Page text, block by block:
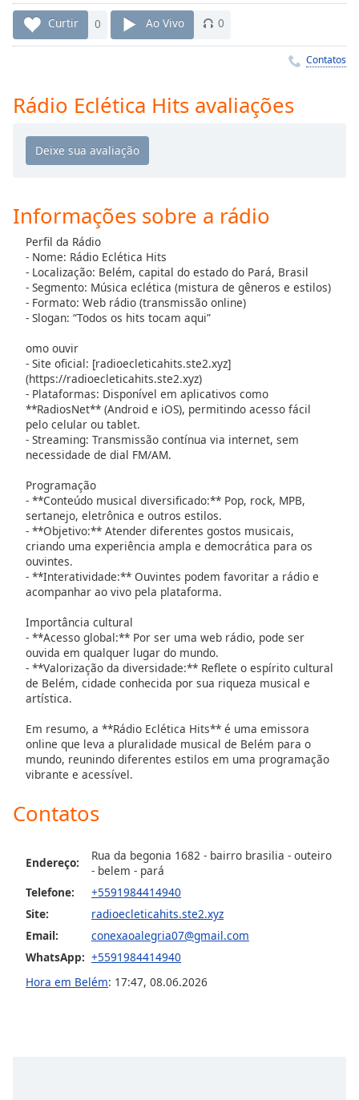
Remaining
Time-
Playback
Rate
Chapters
descriptions
off,
selected
Subtitles
settings
opens
subtitles
settings
dialog
subtitles
off,
Audio
Track
Picture-
in-
Picture
Fullscreen
modal
window.
dialog
window.
will
cancel
close
window.
Color
Opacity
Curtir 0 Ao Vivo 0
Contatos
Rádio Eclética Hits avaliações
Informações sobre a rádio
Perfil da Rádio
- Nome: Rádio Eclética Hits
- Localização: Belém, capital do estado do Pará, Brasil
- Segmento: Música eclética (mistura de gêneros e estilos)
- Formato: Web rádio (transmissão online)
- Slogan: “Todos os hits tocam aqui”
omo ouvir
- Site oficial: [radioecleticahits.ste2.xyz]
(https://radioecleticahits.ste2.xyz)
- Plataformas: Disponível em aplicativos como
**RadiosNet** (Android e iOS), permitindo acesso fácil
pelo celular ou tablet.
- Streaming: Transmissão contínua via internet, sem
necessidade de dial FM/AM.
Programação
- **Conteúdo musical diversificado:** Pop, rock, MPB,
sertanejo, eletrônica e outros estilos.
- **Objetivo:** Atender diferentes gostos musicais,
criando uma experiência ampla e democrática para os
ouvintes.
- **Interatividade:** Ouvintes podem favoritar a rádio e
acompanhar ao vivo pela plataforma.
Importância cultural
- **Acesso global:** Por ser uma web rádio, pode ser
ouvida em qualquer lugar do mundo.
- **Valorização da diversidade:** Reflete o espírito cultural
de Belém, cidade conhecida por sua riqueza musical e
artística.
Em resumo, a **Rádio Eclética Hits** é uma emissora
online que leva a pluralidade musical de Belém para o
mundo, reunindo diferentes estilos em uma programação
vibrante e acessível.
Contatos
Endereço:
Rua da begonia 1682 - bairro brasilia - outeiro
- belem - pará
Telefone:
+5591984414940
Site:
radioecleticahits.ste2.xyz
Email:
conexaoalegria07@gmail.com
WhatsApp: +5591984414940
Hora em Belém: 17:47, 08.06.2026